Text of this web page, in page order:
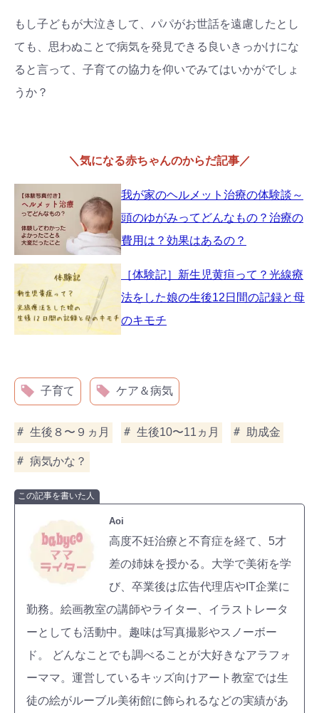
もし子どもが大泣きして、パパがお世話を遠慮したとし
ても、思わぬことで病気を発見できる良いきっかけにな
ると言って、子育ての協力を仰いでみてはいかがでしょ
うか？
＼気になる赤ちゃんのからだ記事／
我が家のヘルメット治療の体験談～
頭のゆがみってどんなもの？治療の
費用は？効果はあるの？
［体験記］新生児黄疸って？光線療
法をした娘の生後12日間の記録と母
のキモチ
子育て ケア＆病気
生後８〜９ヵ月 生後10〜11ヵ月 助成金
病気かな？
この記事を書いた人
Aoi
高度不妊治療と不育症を経て、5才
差の姉妹を授かる。大学で美術を学
び、卒業後は広告代理店やIT企業に
勤務。絵画教室の講師やライター、イラストレータ
ーとしても活動中。趣味は写真撮影やスノーボー
ド。 どんなことでも調べることが大好きなアラフォ
ーママ。運営しているキッズ向けアート教室では生
徒の絵がルーブル美術館に飾られるなどの実績があ